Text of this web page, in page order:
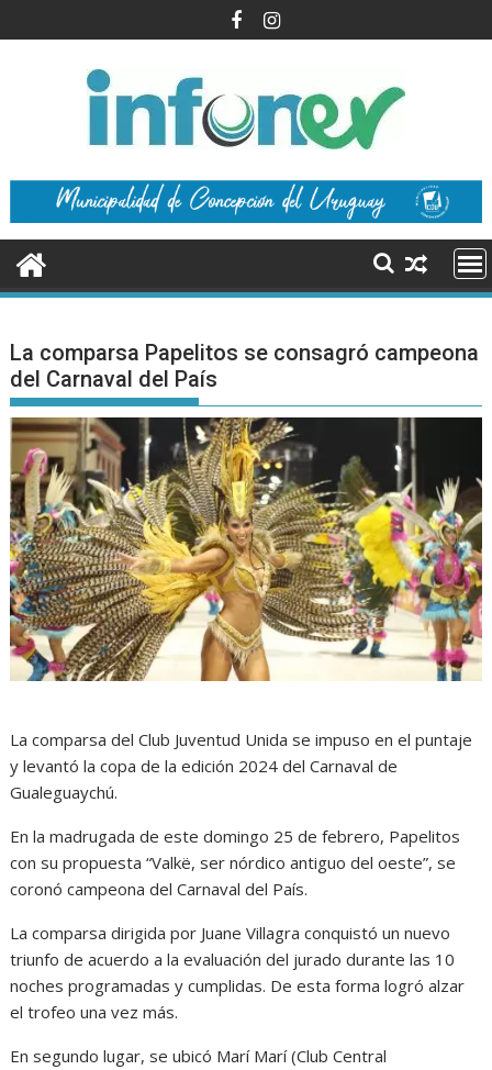
al
La comparsa Papelitos se consagró campeona
del Carnaval del País
La comparsa del Club Juventud Unida se impuso en el puntaje
y levantó la copa de la edición 2024 del Carnaval de
Gualeguaychú.
En la madrugada de este domingo 25 de febrero, Papelitos
con su propuesta “Valkë, ser nórdico antiguo del oeste”, se
coronó campeona del Carnaval del País.
La comparsa dirigida por Juane Villagra conquistó un nuevo
triunfo de acuerdo a la evaluación del jurado durante las 10
noches programadas y cumplidas. De esta forma logró alzar
el trofeo una vez más.
En segundo lugar, se ubicó Marí Marí (Club Central